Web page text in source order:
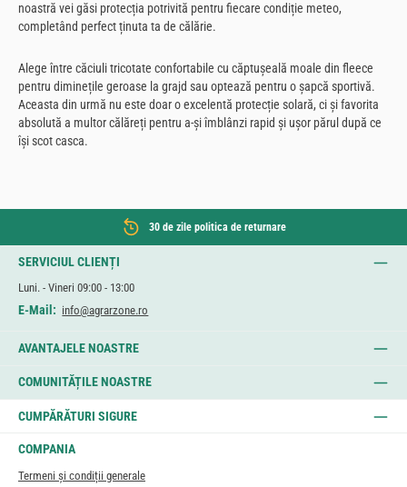
noastră vei găsi protecția potrivită pentru fiecare condiție meteo,
completând perfect ținuta ta de călărie.
Alege între căciuli tricotate confortabile cu căptușeală moale din fleece
pentru diminețile geroase la grajd sau optează pentru o șapcă sportivă.
Aceasta din urmă nu este doar o excelentă protecție solară, ci și favorita
absolută a multor călăreți pentru a-și îmblânzi rapid și ușor părul după ce
își scot casca.
30 de zile politica de returnare
SERVICIUL CLIENȚI
Luni. - Vineri 09:00 - 13:00
E-Mail: info@agrarzone.ro
AVANTAJELE NOASTRE
COMUNITĂȚILE NOASTRE
CUMPĂRĂTURI SIGURE
COMPANIA
Termeni și condiții generale